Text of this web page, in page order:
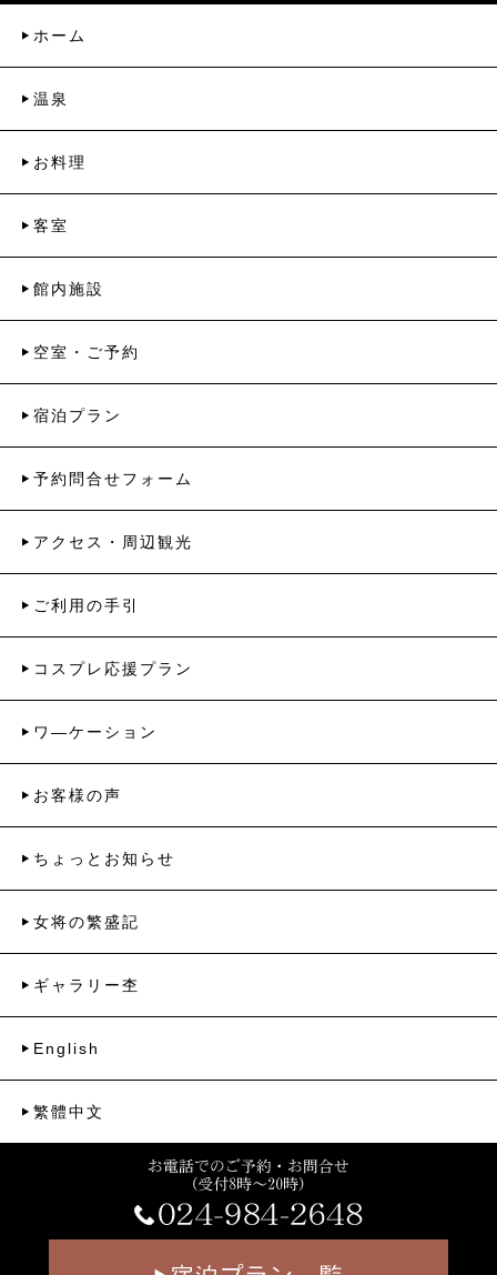
ホーム
温泉
お料理
客室
館内施設
空室・ご予約
宿泊プラン
予約問合せフォーム
アクセス・周辺観光
ご利用の手引
コスプレ応援プラン
ワ―ケーション
お客様の声
ちょっとお知らせ
女将の繁盛記
ギャラリー杢
English
繁體中文